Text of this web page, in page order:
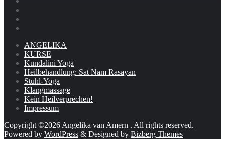
ANGELIKA
KURSE
Kundalini Yoga
Heilbehandlung: Sat Nam Rasayan
Stuhl-Yoga
Klangmassage
Kein Heilverprechen!
Impressum
Copyright ©2026 Angelika van Amern . All rights reserved.
Powered by WordPress & Designed by Bizberg Themes